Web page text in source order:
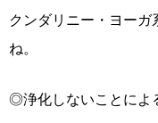
クンダリニー・ヨー
ね。
◎浄化しないことによ